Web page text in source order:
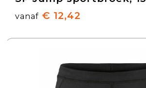
vanaf € 12,42